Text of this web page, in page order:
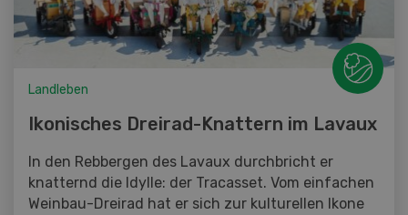
Landleben
Ikonisches Dreirad-Knattern im Lavaux
In den Rebbergen des Lavaux durchbricht er
knatternd die Idylle: der Tracasset. Vom einfachen
Weinbau-Dreirad hat er sich zur kulturellen Ikone